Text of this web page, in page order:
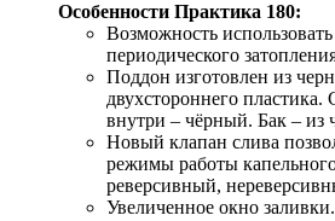
Особенности Практика 180:
Возможность
периодического
Поддон изготовлен из
двухстороннего
внутри – чёрный. Бак – из
Новый клапан слива
режимы работы
реверсивный,
Увеличенное окно заливки.